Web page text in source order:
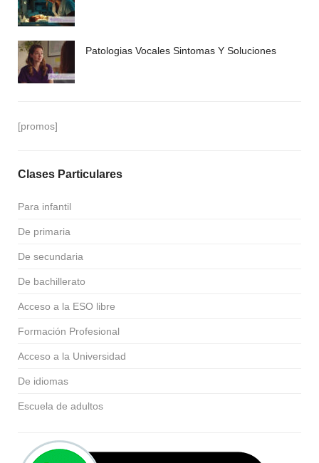
Patologias Vocales Sintomas Y Soluciones
[promos]
Clases Particulares
Para infantil
De primaria
De secundaria
De bachillerato
Acceso a la ESO libre
Formación Profesional
Acceso a la Universidad
De idiomas
Escuela de adultos